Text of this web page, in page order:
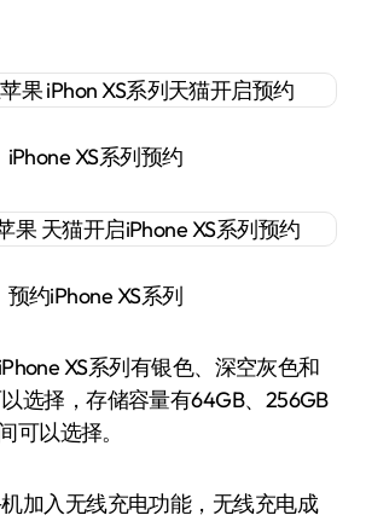
iPhone XS系列预约
预约iPhone XS系列
XS系列有银色、深空灰色和
选择，存储容量有64GB、256GB
可以选择。
入无线充电功能，无线充电成